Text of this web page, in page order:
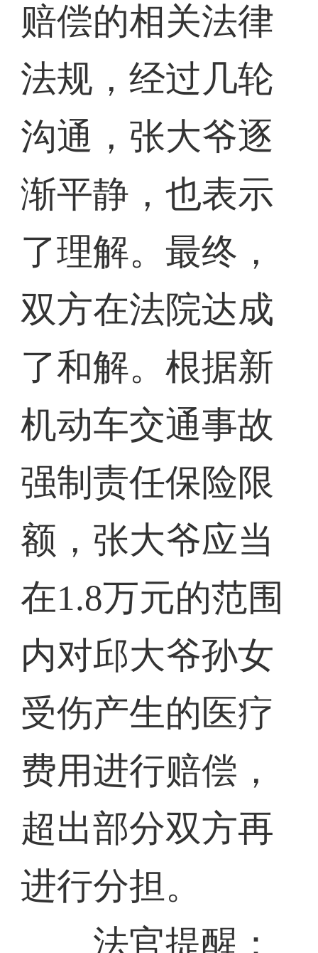
赔偿的相关法律
法规，经过几轮
沟通，张大爷逐
渐平静，也表示
了理解。最终，
双方在法院达成
了和解。根据新
机动车交通事故
强制责任保险限
额，张大爷应当
在1.8万元的范围
内对邱大爷孙女
受伤产生的医疗
费用进行赔偿，
超出部分双方再
进行分担。
法官提醒：